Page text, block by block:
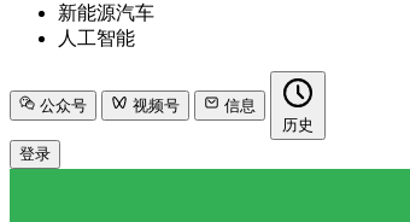
新能源汽车
人工智能
公众号 视频号
信息
历史
登录